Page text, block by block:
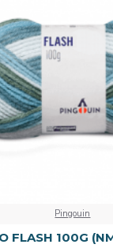
Pingouin
FLASH 100G